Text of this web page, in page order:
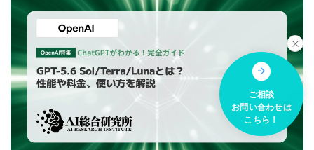
ご相談
お問い合わせは
こちら！